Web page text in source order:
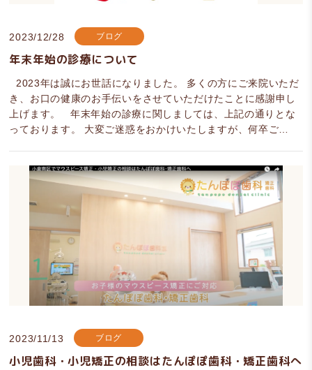
2023/12/28 ブログ
年末年始の診療について
2023年は誠にお世話になりました。 多くの方にご来院いただ
き、お口の健康のお手伝いをさせていただけたことに感謝申し
上げます。 年末年始の診療に関しましては、上記の通りとな
っております。 大変ご迷惑をおかけいたしますが、何卒ご…
2023/11/13 ブログ
小児歯科・小児矯正の相談はたんぽぽ歯科・矯正歯科へ